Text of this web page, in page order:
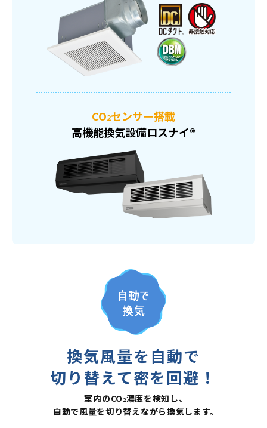
CO2センサー搭載
高機能換気設備ロスナイ®
換気風量を自動で
切り替えて密を回避！
室内のCO 2濃度を検知し、
自動で風量を切り替えながら換気します。